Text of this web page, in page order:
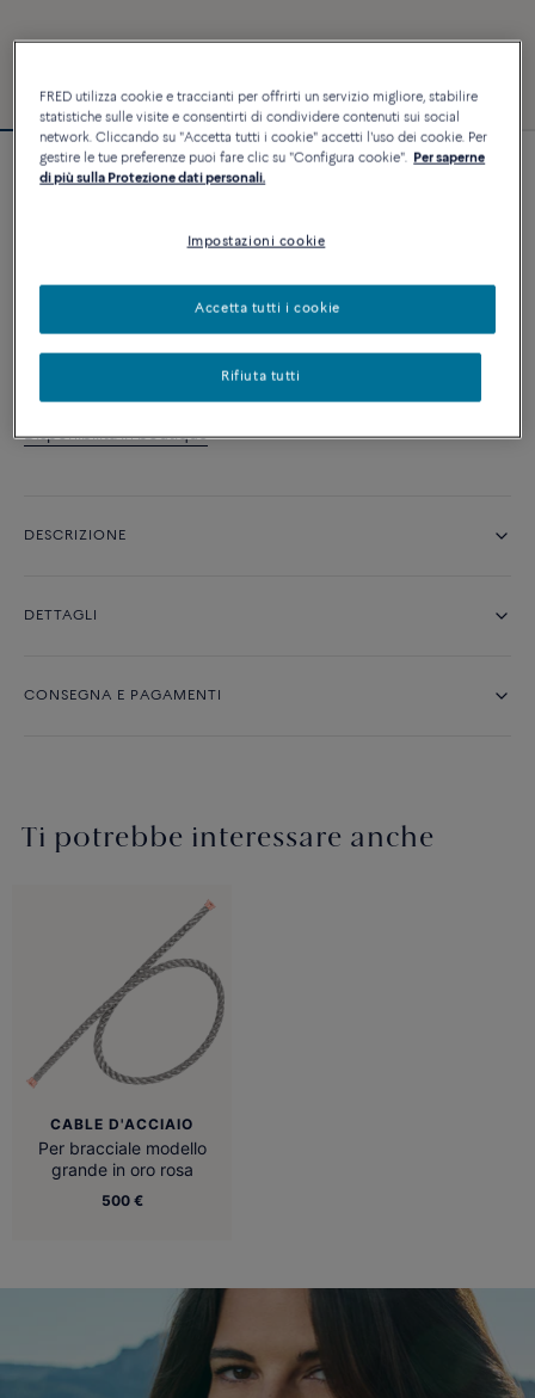
Bracciale Force 10
AGGIUNGI AL CARRELLO
Disponibilità in boutique
DESCRIZIONE
DETTAGLI
CONSEGNA E PAGAMENTI
Ti potrebbe interessare anche
CABLE D'ACCIAIO
Per bracciale modello
grande in oro rosa
500 €
FRED utilizza cookie e traccianti per offrirti un servizio migliore, stabilire
statistiche sulle visite e consentirti di condividere contenuti sui social
network. Cliccando su "Accetta tutti i cookie" accetti l'uso dei cookie. Per
gestire le tue preferenze puoi fare clic su "Configura cookie". Per saperne
di più sulla Protezione dati personali.
Impostazioni cookie
Rifiuta tutti
Accetta tutti i cookie